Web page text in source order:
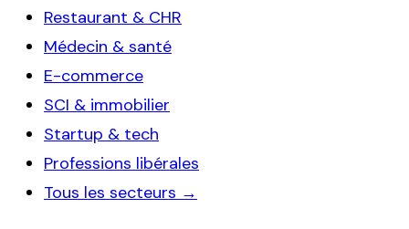
Restaurant & CHR
Médecin & santé
E-commerce
SCI & immobilier
Startup & tech
Professions libérales
Tous les secteurs →